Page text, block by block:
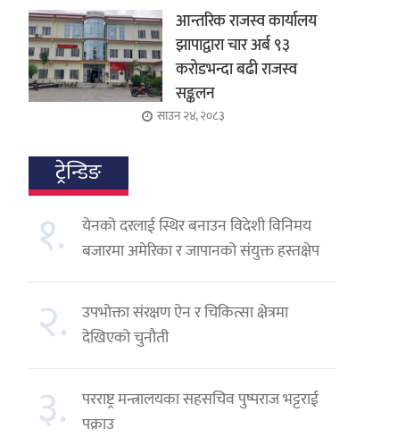
आन्तरिक राजस्व कार्यालय
झापाद्वारा चार अर्ब ९३
करोडभन्दा बढी राजस्व
सङ्कलन
साउन २४, २०८३
ट्रेन्डिङ
१.
येनको दरलाई स्थिर बनाउन विदेशी विनिमय
बजारमा अमेरिका र जापानको संयुक्त हस्तक्षेप
२.
उपभोक्ता संरक्षण ऐन र चिकित्सा क्षेत्रमा
देखिएको चुनौती
३.
परराष्ट्र मन्त्रालयका सहसचिव पुष्पराज भट्टराई
पक्राउ